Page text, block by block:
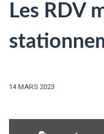
Les RDV
14 MARS 2023